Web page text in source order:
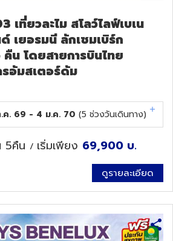
เที่ยวละไม สโลว์ไลฟ์เบเน
เยอรมนี ลักเซมเบิร์ก
น โดยสายการบินไทย
อัมสเตอร์ดัม
ค. 69 - 4 ม.ค. 70 (5 ช่วงวันเดินทาง)
5คืน / เริ่มเพียง 69,900 บ.
ดูรายละเอียด